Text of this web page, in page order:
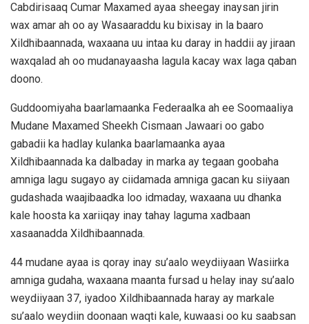
Cabdirisaaq Cumar Maxamed ayaa sheegay inaysan jirin
wax amar ah oo ay Wasaaraddu ku bixisay in la baaro
Xildhibaannada, waxaana uu intaa ku daray in haddii ay jiraan
waxqalad ah oo mudanayaasha lagula kacay wax laga qaban
doono.
Guddoomiyaha baarlamaanka Federaalka ah ee Soomaaliya
Mudane Maxamed Sheekh Cismaan Jawaari oo gabo
gabadii ka hadlay kulanka baarlamaanka ayaa
Xildhibaannada ka dalbaday in marka ay tegaan goobaha
amniga lagu sugayo ay ciidamada amniga gacan ku siiyaan
gudashada waajibaadka loo idmaday, waxaana uu dhanka
kale hoosta ka xariiqay inay tahay laguma xadbaan
xasaanadda Xildhibaannada.
44 mudane ayaa is qoray inay su’aalo weydiiyaan Wasiirka
amniga gudaha, waxaana maanta fursad u helay inay su’aalo
weydiiyaan 37, iyadoo Xildhibaannada haray ay markale
su’aalo weydiin doonaan waqti kale, kuwaasi oo ku saabsan